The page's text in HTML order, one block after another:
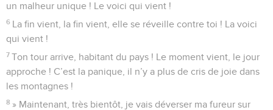
un malheur unique ! Le voici qui vient !
6 La fin vient, la fin vient, elle se réveille contre toi ! La voici
qui vient !
7 Ton tour arrive, habitant du pays ! Le moment vient, le jour
approche ! C’est la panique, il n’y a plus de cris de joie dans
les montagnes !
8 » Maintenant, très bientôt, je vais déverser ma fureur sur